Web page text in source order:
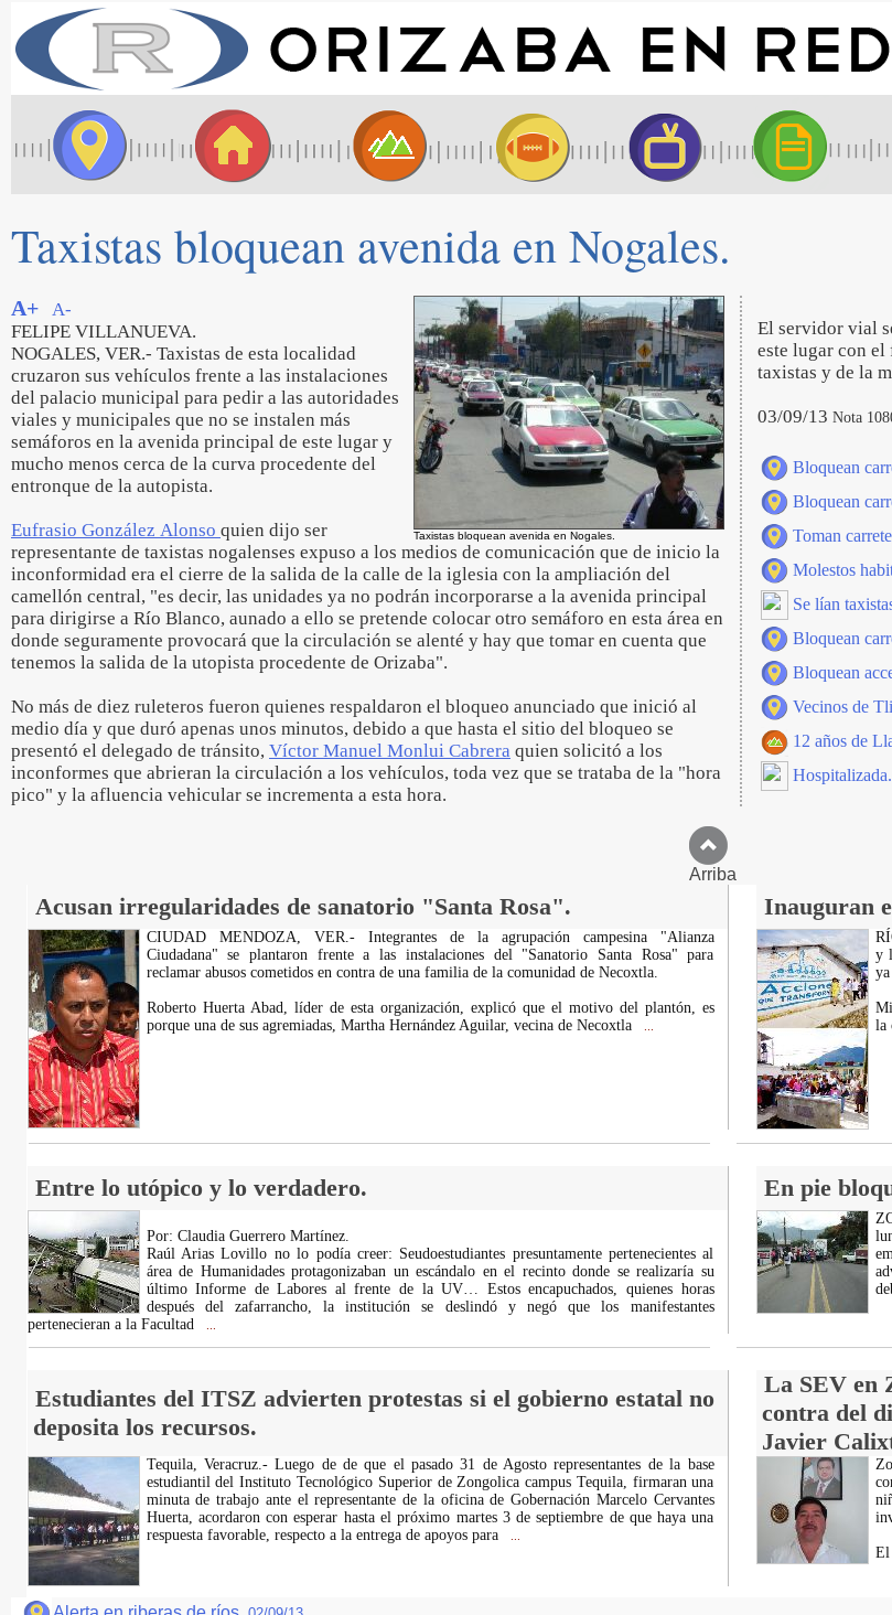
Taxistas bloquean avenida en Nogales.
Taxistas bloquean avenida en Nogales.
A+
A-
FELIPE VILLANUEVA.
NOGALES, VER.- Taxistas de esta localidad
cruzaron sus vehículos frente a las instalaciones
del palacio municipal para pedir a las autoridades
viales y municipales que no se instalen más
semáforos en la avenida principal de este lugar y
mucho menos cerca de la curva procedente del
entronque de la autopista.
Eufrasio González Alonso quien dijo ser
representante de taxistas nogalenses expuso a los medios de comunicación que de inicio la
inconformidad era el cierre de la salida de la calle de la iglesia con la ampliación del
camellón central, "es decir, las unidades ya no podrán incorporarse a la avenida principal
para dirigirse a Río Blanco, aunado a ello se pretende colocar otro semáforo en esta área en
donde seguramente provocará que la circulación se alenté y hay que tomar en cuenta que
tenemos la salida de la utopista procedente de Orizaba".
No más de diez ruleteros fueron quienes respaldaron el bloqueo anunciado que inició al
medio día y que duró apenas unos minutos, debido a que hasta el sitio del bloqueo se
presentó el delegado de tránsito, Víctor Manuel Monlui Cabrera quien solicitó a los
inconformes que abrieran la circulación a los vehículos, toda vez que se trataba de la "hora
pico" y la afluencia vehicular se incrementa a esta hora.
El servidor vial
este lugar con el
taxistas y de la
03/09/13 Nota
Bloquean
Bloquean
Toman
Molestos
Se lían
Bloquean
Bloquean
Vecinos de
12 años de
Hospitalizada.
Arriba
Acusan irregularidades de sanatorio "Santa Rosa". Inauguran
CIUDAD MENDOZA, VER.- Integrantes de la agrupación campesina "Alianza
Ciudadana" se plantaron frente a las instalaciones del "Sanatorio Santa Rosa" para
reclamar abusos cometidos en contra de una familia de la comunidad de Necoxtla.
Roberto Huerta Abad, líder de esta organización, explicó que el motivo del plantón, es
porque una de sus agremiadas, Martha Hernández Aguilar, vecina de Necoxtla
y
la
Entre lo utópico y lo verdadero. En pie
Por: Claudia Guerrero Martínez.
Raúl Arias Lovillo no lo podía creer: Seudoestudiantes presuntamente pertenecientes al
área de Humanidades protagonizaban un escándalo en el recinto donde se realizaría su
último Informe de Labores al frente de la UV… Estos encapuchados, quienes horas
después del zafarrancho, la institución se deslindó y negó que los manifestantes
pertenecieran a la Facultad
Estudiantes del ITSZ advierten protestas si el gobierno estatal no
deposita los recursos.
La SEV en
contra del
Javier
Tequila, Veracruz.- Luego de de que el pasado 31 de Agosto representantes de la base
estudiantil del Instituto Tecnológico Superior de Zongolica campus Tequila, firmaran una
minuta de trabajo ante el representante de la oficina de Gobernación Marcelo Cervantes
Huerta, acordaron con esperar hasta el próximo martes 3 de septiembre de que haya una
respuesta favorable, respecto a la entrega de apoyos para
El